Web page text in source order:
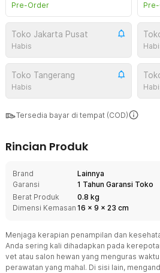
Pre-Order
Toko Jakarta Pusat
Habis
Toko Tangerang
Habis
Tersedia bayar di tempat (COD)
Rincian Produk
Brand
Lainnya
Garansi
1 Tahun Garansi Toko
Berat Produk
0.8 kg
Dimensi Kemasan 16 x 9 x 23 cm
Menjaga kerapian penampilan dan
Anda sering kali dihadapkan pada
vet atau salon hewan yang menguras
perawatan yang mahal. Di sisi lain,